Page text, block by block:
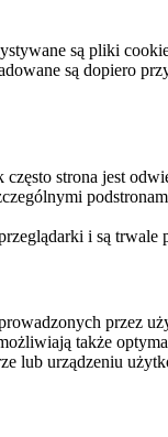
są pliki
są dopiero
strona jest
i są
przez
także
lub urządzeniu